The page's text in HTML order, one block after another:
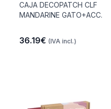
CAJA DECOPATCH CLF
MANDARINE GATO+ACC.
36.19€ (IVA incl.)